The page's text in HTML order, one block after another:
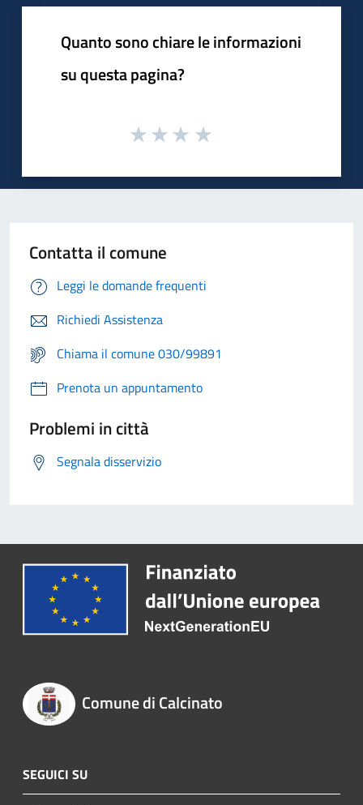
Quanto sono chiare le informazioni
su questa pagina?
Contatta il comune
Leggi le domande frequenti
Richiedi Assistenza
Chiama il comune 030/99891
Prenota un appuntamento
Problemi in città
Segnala disservizio
Comune di Calcinato
SEGUICI SU